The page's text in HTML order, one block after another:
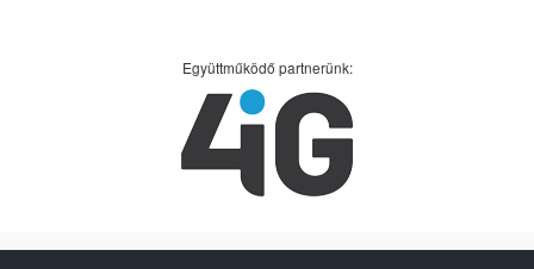
Együttműködő partnerünk: